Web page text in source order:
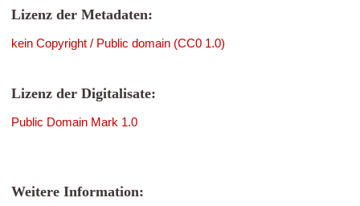
Lizenz der Metadaten:
kein Copyright / Public domain (CC0 1.0)
Lizenz der Digitalisate:
Public Domain Mark 1.0
Weitere Information: